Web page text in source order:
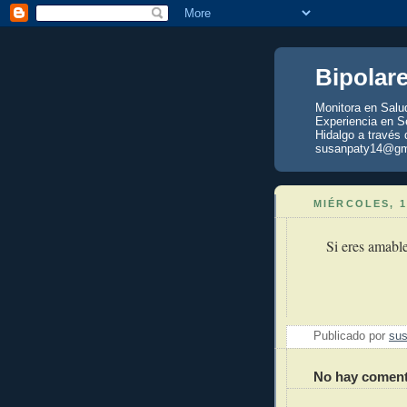
Monitora en
Experiencia en
Hidalgo a través
MIÉRCOLES,
Si eres
Publicado por
No hay